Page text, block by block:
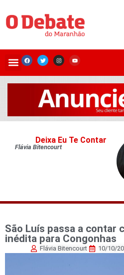
Deixa Eu Te Contar
Flávia Bitencourt
São Luís passa a contar
inédita para Congonhas
Flávia Bitencourt 10/10/